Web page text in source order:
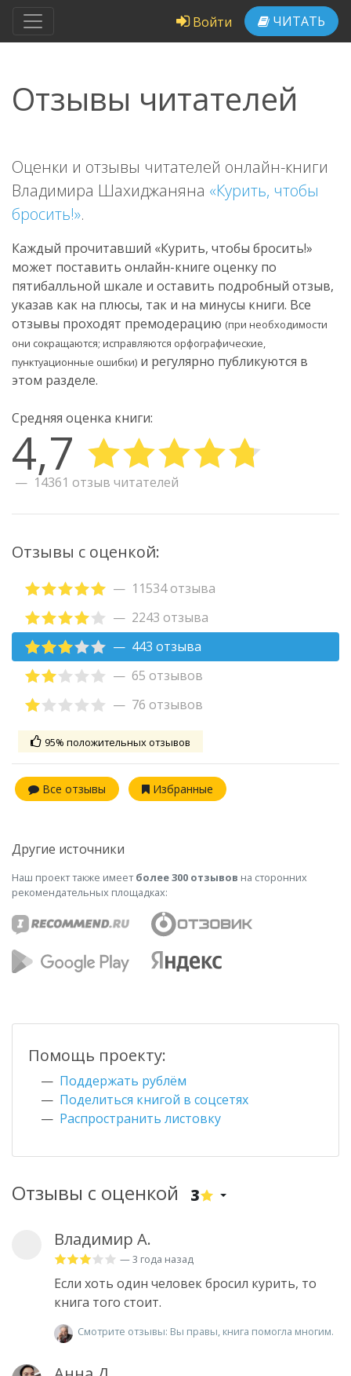
Войти ЧИТАТЬ
Отзывы читателей
Оценки и отзывы читателей онлайн-книги
Владимира Шахиджаняна «Курить, чтобы
бросить!».
Каждый прочитавший «Курить, чтобы бросить!»
может поставить онлайн-книге оценку по
пятибалльной шкале и оставить подробный отзыв,
указав как на плюсы, так и на минусы книги. Все
отзывы проходят премодерацию (при необходимости
они сокращаются; исправляются орфографические,
пунктуационные ошибки) и регулярно публикуются в
этом разделе.
Средняя оценка книги:
4,7
14361 отзыв читателей
Отзывы с оценкой 3
Владимир А.
— 3 года назад
Если хоть один человек бросил курить, то
книга того стоит.
Смотрите отзывы: Вы правы, книга помогла многим.
Отзывы с оценкой:
11534 отзыва
2243 отзыва
443 отзыва
65 отзывов
76 отзывов
95% положительных отзывов
Все отзывы Избранные
Другие источники
Наш проект также имеетболее 300 отзывов на сторонних
рекомендательных площадках:
Помощь проекту:
Поддержать рублём
Поделиться книгой в соцсетях
Распространить листовку